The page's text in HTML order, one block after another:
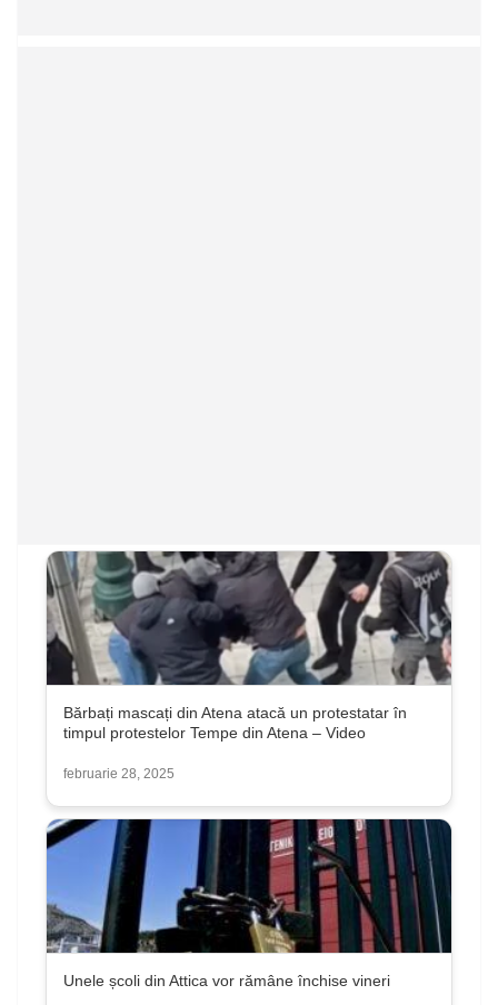
Bărbați mascați din Atena atacă un protestatar în
timpul protestelor Tempe din Atena – Video
februarie 28, 2025
Unele școli din Attica vor rămâne închise vineri